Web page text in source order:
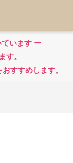
います ー
す。
すすめします。